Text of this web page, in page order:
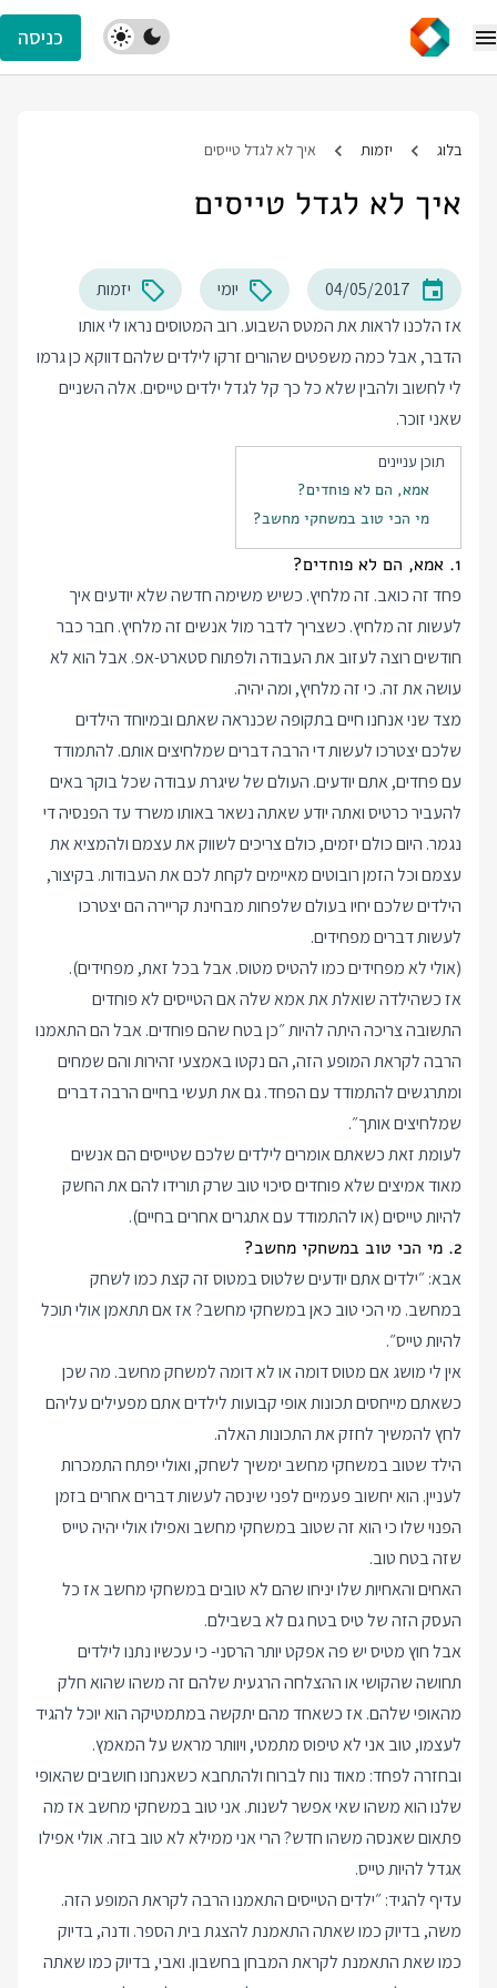
כניסה
בלוג יזמות איך לא לגדל טייסים
איך לא לגדל טייסים
04/05/2017 יומי
יזמות
אז הלכנו לראות את המטס השבוע. רוב המטוסים נראו לי אותו
הדבר, אבל כמה משפטים שהורים זרקו לילדים שלהם דווקא כן גרמו
לי לחשוב ולהבין שלא כל כך קל לגדל ילדים טייסים. אלה השניים
שאני זוכר.
תוכן עניינים
אמא, הם לא פוחדים?
מי הכי טוב במשחקי מחשב?
1. אמא, הם לא פוחדים?
פחד זה כואב. זה מלחיץ. כשיש משימה חדשה שלא יודעים איך
לעשות זה מלחיץ. כשצריך לדבר מול אנשים זה מלחיץ. חבר כבר
חודשים רוצה לעזוב את העבודה ולפתוח סטארט-אפ. אבל הוא לא
עושה את זה. כי זה מלחיץ, ומה יהיה.
מצד שני אנחנו חיים בתקופה שכנראה שאתם ובמיוחד הילדים
שלכם יצטרכו לעשות די הרבה דברים שמלחיצים אותם. להתמודד
עם פחדים, אתם יודעים. העולם של שיגרת עבודה שכל בוקר באים
להעביר כרטיס ואתה יודע שאתה נשאר באותו משרד עד הפנסיה די
נגמר. היום כולם יזמים, כולם צריכים לשווק את עצמם ולהמציא את
עצמם וכל הזמן רובוטים מאיימים לקחת לכם את העבודות. בקיצור,
הילדים שלכם יחיו בעולם שלפחות מבחינת קריירה הם יצטרכו
לעשות דברים מפחידים.
(אולי לא מפחידים כמו להטיס מטוס. אבל בכל זאת, מפחידים).
אז כשהילדה שואלת את אמא שלה אם הטייסים לא פוחדים
התשובה צריכה היתה להיות ״כן בטח שהם פוחדים. אבל הם התאמנו
הרבה לקראת המופע הזה, הם נקטו באמצעי זהירות והם שמחים
ומתרגשים להתמודד עם הפחד. גם את תעשי בחיים הרבה דברים
שמלחיצים אותך״.
לעומת זאת כשאתם אומרים לילדים שלכם שטייסים הם אנשים
מאוד אמיצים שלא פוחדים סיכוי טוב שרק תורידו להם את החשק
להיות טייסים (או להתמודד עם אתגרים אחרים בחיים).
2. מי הכי טוב במשחקי מחשב?
אבא: ״ילדים אתם יודעים שלטוס במטוס זה קצת כמו לשחק
במחשב. מי הכי טוב כאן במשחקי מחשב? אז אם תתאמן אולי תוכל
להיות טייס״.
אין לי מושג אם מטוס דומה או לא דומה למשחק מחשב. מה שכן
כשאתם מייחסים תכונות אופי קבועות לילדים אתם מפעילים עליהם
לחץ להמשיך לחזק את התכונות האלה.
הילד שטוב במשחקי מחשב ימשיך לשחק, ואולי יפתח התמכרות
לעניין. הוא יחשוב פעמיים לפני שינסה לעשות דברים אחרים בזמן
הפנוי שלו כי הוא זה שטוב במשחקי מחשב ואפילו אולי יהיה טייס
שזה בטח טוב.
האחים והאחיות שלו יניחו שהם לא טובים במשחקי מחשב אז כל
העסק הזה של טיס בטח גם לא בשבילם.
אבל חוץ מטיס יש פה אפקט יותר הרסני- כי עכשיו נתנו לילדים
תחושה שהקושי או ההצלחה הרגעית שלהם זה משהו שהוא חלק
מהאופי שלהם. אז כשאחד מהם יתקשה במתמטיקה הוא יוכל להגיד
לעצמו, טוב אני לא טיפוס מתמטי, ויוותר מראש על המאמץ.
ובחזרה לפחד: מאוד נוח לברוח ולהתחבא כשאנחנו חושבים שהאופי
שלנו הוא משהו שאי אפשר לשנות. אני טוב במשחקי מחשב אז מה
פתאום שאנסה משהו חדש? הרי אני ממילא לא טוב בזה. אולי אפילו
אגדל להיות טייס.
עדיף להגיד: ״ילדים הטייסים התאמנו הרבה לקראת המופע הזה.
משה, בדיוק כמו שאתה התאמנת להצגת בית הספר. ודנה, בדיוק
כמו שאת התאמנת לקראת המבחן בחשבון. ואבי, בדיוק כמו שאתה